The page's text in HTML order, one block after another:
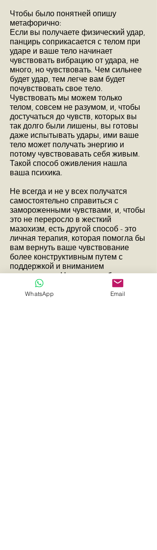
Чтобы было понятней опишу
метафорично:
Если вы получаете физический удар,
панцирь соприкасается с телом при
ударе и ваше тело начинает
чувствовать вибрацию от удара, не
много, но чувствовать. Чем сильнее
будет удар, тем легче вам будет
почувствовать свое тело.
Чувствовать мы можем только
телом, совсем не разумом, и, чтобы
достучаться до чувств, которых вы
так долго были лишены, вы готовы
даже испытывать удары, ими ваше
тело может получать энергию и
потому чувствовавать себя живым.
Такой способ оживления нашла
ваша психика.
Не всегда и не у всех получатся
самостоятельно справиться с
замороженными чувствами, и, чтобы
это не переросло в жесткий
мазохизм, есть другой способ - это
личная терапия, которая помогла бы
вам вернуть ваше чувствование
более конструктивным путем с
поддержкой и вниманием
специалиста. На это потребуется
ваше желание начать в себе
разбираться.
WhatsApp Email